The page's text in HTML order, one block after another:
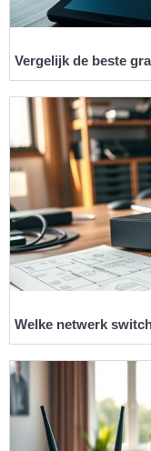
Vergelijk de beste
Welke netwerk